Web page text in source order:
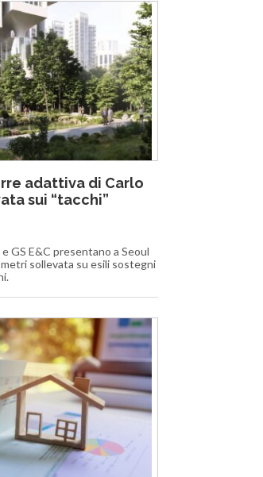
adattiva di Carlo
sui “tacchi”
GS E&C presentano a Seoul
sollevata su esili sostegni